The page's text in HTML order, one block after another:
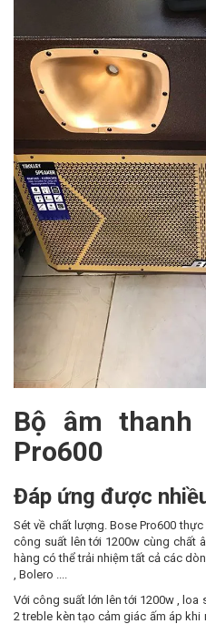
Bộ âm thanh
Pro600
Đáp ứng được
Sét về chất lượng. Bose Pro600
công suất lên tới 1200w cùng chất
hàng có thể trải nhiệm tất cả các
, Bolero ....
Với công suất lớn lên tới 1200w , loa
2 treble kèn tạo cảm giác ấm áp